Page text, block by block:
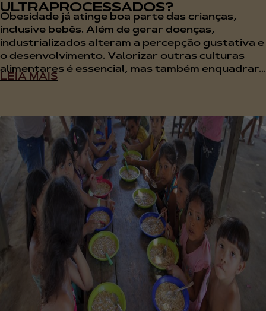
ULTRAPROCESSADOS?
Obesidade já atinge boa parte das crianças,
inclusive bebês. Além de gerar doenças,
industrializados alteram a percepção gustativa e
o desenvolvimento. Valorizar outras culturas
alimentares é essencial, mas também enquadrar...
LEIA MAIS